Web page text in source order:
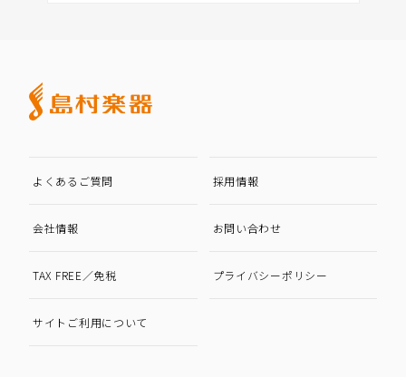
よくあるご質問 採用情報
会社情報 お問い合わせ
TAX FREE／免税 プライバシーポリシー
サイトご利用について